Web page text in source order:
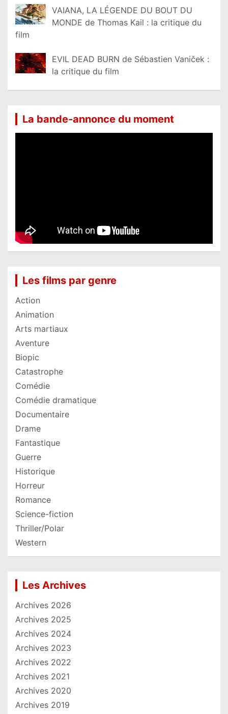
VAIANA, LA LÉGENDE DU BOUT DU
MONDE de Thomas Kail : la critique du
film
EVIL DEAD BURN de Sébastien Vaniček :
la critique du film
La bande-annonce du moment
Les films par genre
Action
Animation
Arts martiaux
Aventure
Biopic
Catastrophe
Comédie
Comédie dramatique
Documentaire
Drame
Fantastique
Guerre
Historique
Horreur
Romance
Science-fiction
Thriller/Polar
Western
Les Archives
Archives 2026
Archives 2025
Archives 2024
Archives 2023
Archives 2022
Archives 2021
Archives 2020
Archives 2019